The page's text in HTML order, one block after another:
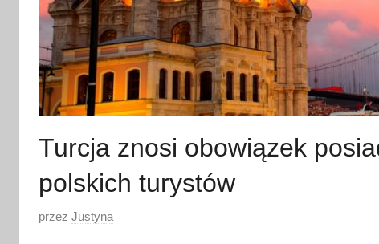
Turcja znosi obowiązek
polskich turystów
O
przez Justyna